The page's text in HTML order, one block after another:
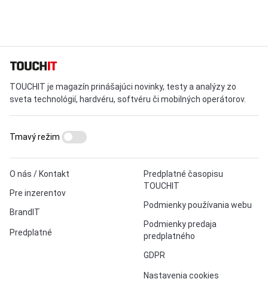
TOUCHIT je magazín prinášajúci novinky, testy a analýzy zo
sveta technológií, hardvéru, softvéru či mobilných operátorov.
O nás / Kontakt
Pre inzerentov
BrandIT
Predplatné
Predplatné časopisu
TOUCHIT
Podmienky používania webu
Podmienky predaja
predplatného
GDPR
Nastavenia cookies
Tmavý režim